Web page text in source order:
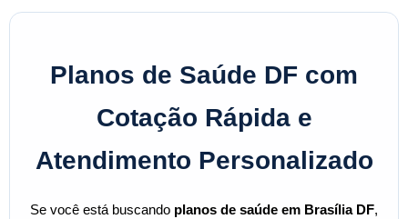
Planos de Saúde DF com
Cotação Rápida e
Atendimento Personalizado
Se você está buscando planos de saúde em Brasília DF,